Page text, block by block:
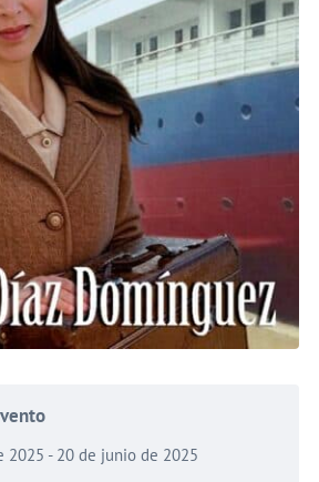
2025 - 20 de junio de 2025